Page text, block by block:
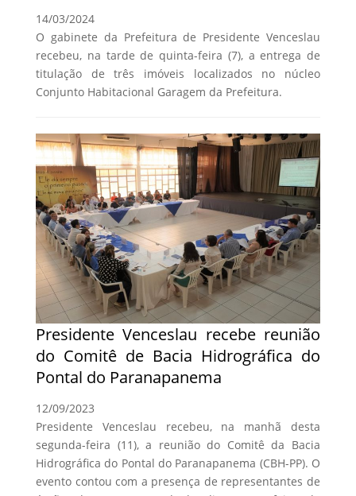
14/03/2024
O gabinete da Prefeitura de Presidente Venceslau
recebeu, na tarde de quinta-feira (7), a entrega de
titulação de três imóveis localizados no núcleo
Conjunto Habitacional Garagem da Prefeitura.
Presidente Venceslau recebe reunião
do Comitê de Bacia Hidrográfica do
Pontal do Paranapanema
12/09/2023
Presidente Venceslau recebeu, na manhã desta
segunda-feira (11), a reunião do Comitê da Bacia
Hidrográfica do Pontal do Paranapanema (CBH-PP). O
evento contou com a presença de representantes de